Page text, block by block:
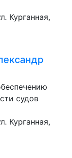
Курганная,
судов
Курганная,